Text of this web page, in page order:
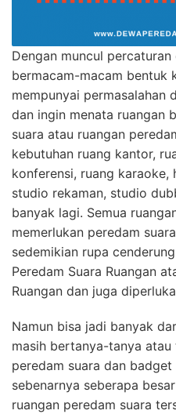
Dengan muncul
bermacam-macam bentuk
mempunyai permasalahan
dan ingin menata ruangan
suara atau ruangan
kebutuhan ruang kantor,
konferensi, ruang karaoke,
studio rekaman, studio
banyak lagi. Semua
memerlukan peredam
sedemikian rupa
Peredam Suara Ruangan
Ruangan dan juga
Namun bisa jadi banyak
masih bertanya-tanya
peredam suara dan
sebenarnya seberapa
ruangan peredam suara